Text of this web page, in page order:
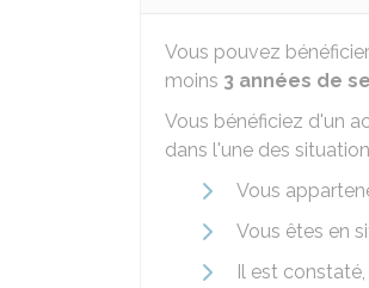
Vous pouvez
moins 3 années de
Vous bénéficiez d'un
dans l'une des
Vous
Vous êtes en
Il est